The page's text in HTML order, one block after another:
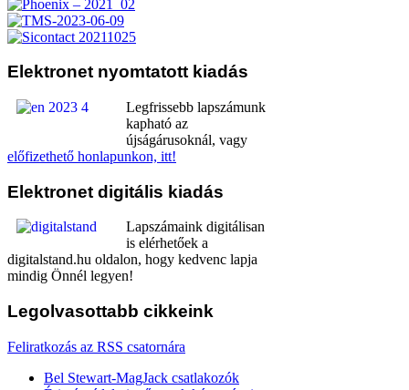
Elektronet nyomtatott kiadás
Legfrissebb lapszámunk
kapható az
újságárusoknál, vagy
előfizethető honlapunkon, itt!
Elektronet digitális kiadás
Lapszámaink digitálisan
is elérhetőek a
digitalstand.hu oldalon, hogy kedvenc lapja
mindig Önnél legyen!
Legolvasottabb cikkeink
Feliratkozás az RSS csatornára
Bel Stewart-MagJack csatlakozók